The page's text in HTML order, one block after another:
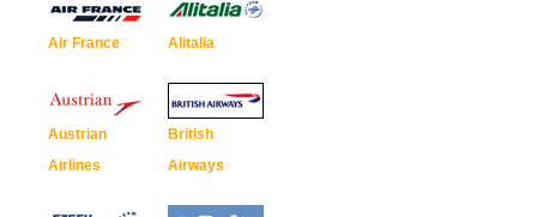
Air France Alitalia
Austrian
Airlines
British
Airways